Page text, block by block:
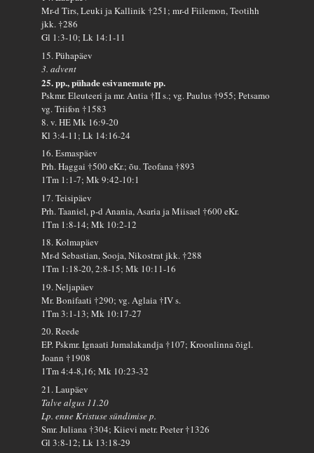
Mr-d Tirs, Leuki ja Kallinik †251; mr-d Fiilemon, Teotihh
jkk. †286
Gl 1:3-10; Lk 14:1-11
15. Pühapäev
3. advent
25. pp., pühade esivanemate pp.
Pskmr. Eleuteeri ja mr. Antia †II s.; vg. Paulus †955; Petsamo
vg. Triifon †1583
8. v. HE Mk 16:9-20
Kl 3:4-11; Lk 14:16-24
16. Esmaspäev
Prh. Haggai †500 eKr.; õu. Teofana †893
1Tm 1:1-7; Mk 9:42-10:1
17. Teisipäev
Prh. Taaniel, p-d Anania, Asaria ja Miisael †600 eKr.
1Tm 1:8-14; Mk 10:2-12
18. Kolmapäev
Mr-d Sebastian, Sooja, Nikostrat jkk. †288
1Tm 1:18-20, 2:8-15; Mk 10:11-16
19. Neljapäev
Mr. Bonifaati †290; vg. Aglaia †IV s.
1Tm 3:1-13; Mk 10:17-27
20. Reede
EP. Pskmr. Ignaati Jumalakandja †107; Kroonlinna õigl.
Joann †1908
1Tm 4:4-8,16; Mk 10:23-32
21. Laupäev
Talve algus 11.20
Lp. enne Kristuse sündimise p.
Smr. Juliana †304; Kiievi metr. Peeter †1326
Gl 3:8-12; Lk 13:18-29